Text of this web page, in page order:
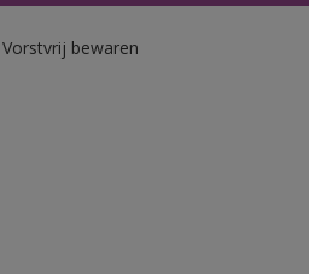
Vorstvrij bewaren